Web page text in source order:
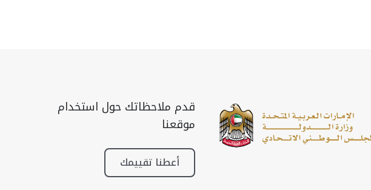
قدم ملاحظاتك حول استخدام
موقعنا
أعطنا تقييمك